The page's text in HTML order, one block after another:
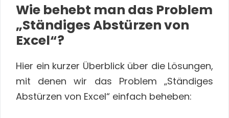
Wie behebt man das Problem
„Ständiges Abstürzen von
Excel“?
Hier ein kurzer Überblick über die Lösungen,
mit denen wir das Problem „Ständiges
Abstürzen von Excel“ einfach beheben: